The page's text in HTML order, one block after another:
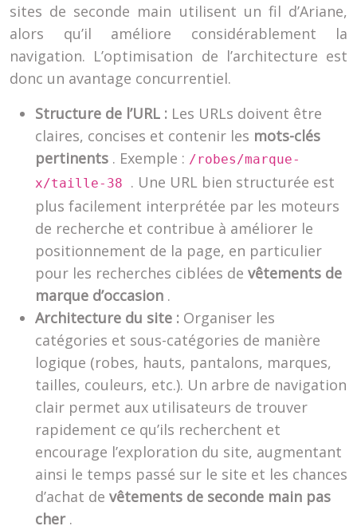
sites de seconde main utilisent un fil d’Ariane,
alors qu’il améliore considérablement la
navigation. L’optimisation de l’architecture est
donc un avantage concurrentiel.
Structure de l’URL : Les URLs doivent être
claires, concises et contenir les mots-clés
pertinents . Exemple : /robes/marque-
x/taille-38 . Une URL bien structurée est
plus facilement interprétée par les moteurs
de recherche et contribue à améliorer le
positionnement de la page, en particulier
pour les recherches ciblées de vêtements de
marque d’occasion .
Architecture du site : Organiser les
catégories et sous-catégories de manière
logique (robes, hauts, pantalons, marques,
tailles, couleurs, etc.). Un arbre de navigation
clair permet aux utilisateurs de trouver
rapidement ce qu’ils recherchent et
encourage l’exploration du site, augmentant
ainsi le temps passé sur le site et les chances
d’achat de vêtements de seconde main pas
cher .